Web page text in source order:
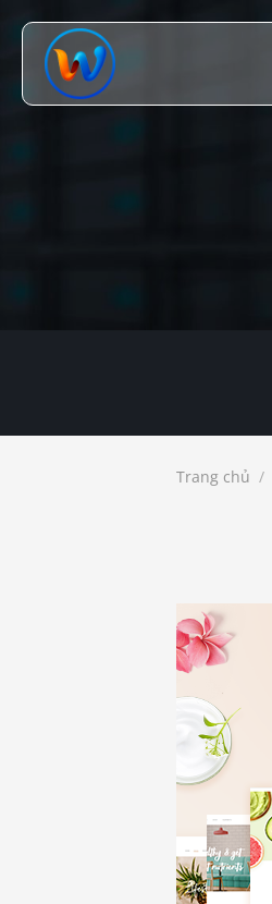
đến
Trang chủ /